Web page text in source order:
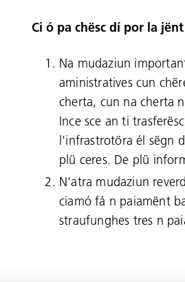
Ci ó pa chësc dí por la
Na mudaziun
aministratives cun
cherta, cun na cherta
Ince sce an ti
l'infrastrotöra él sëgn
plü ceres. De plü
N'atra mudaziun
ciamó fá n paiamënt
straufunghes tres n